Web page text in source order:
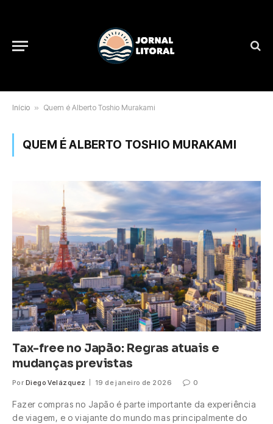
Início » Quem é Alberto Toshio Murakami
QUEM É ALBERTO TOSHIO MURAKAMI
Tax-free no Japão: Regras atuais e
mudanças previstas
Por Diego Velázquez 19 de janeiro de 2026 0
Fazer compras no Japão é parte importante da experiência
de viagem, e o viajante do mundo mas principalmente do